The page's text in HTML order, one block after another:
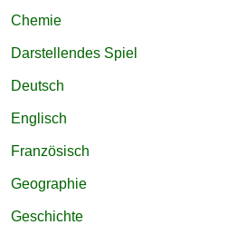
Chemie
Darstellendes Spiel
Deutsch
Englisch
Französisch
Geographie
Geschichte